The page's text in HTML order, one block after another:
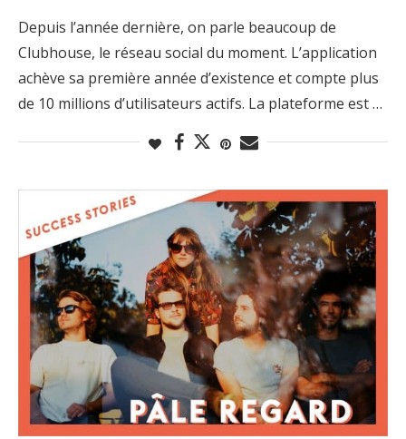
Depuis l’année dernière, on parle beaucoup de
Clubhouse, le réseau social du moment. L’application
achève sa première année d’existence et compte plus
de 10 millions d’utilisateurs actifs. La plateforme est …